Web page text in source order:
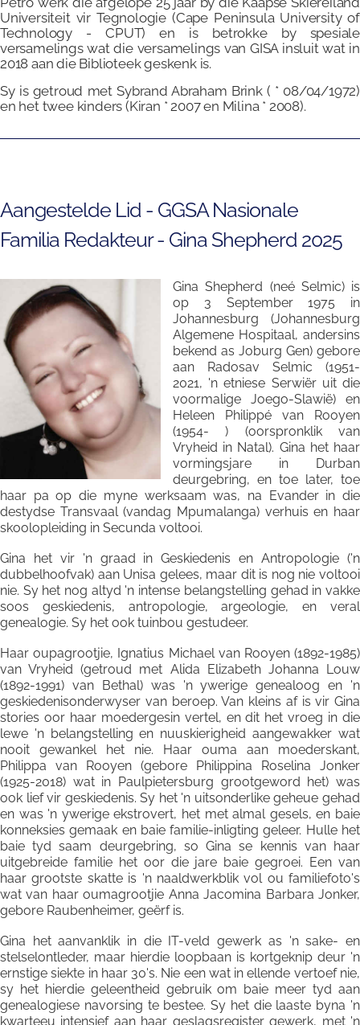
Universiteit vir Tegnologie (Cape Peninsula University of
Technology - CPUT) en is betrokke by spesiale
versamelings wat die versamelings van GISA insluit wat in
2018 aan die Biblioteek geskenk is.
Sy is getroud met Sybrand Abraham Brink ( * 08/04/1972)
en het twee kinders (Kiran * 2007 en Milina * 2008).
Aangestelde Lid - GGSA Nasionale
Familia Redakteur - Gina Shepherd 2025
Gina Shepherd (neé Selmic) is
op 3 September 1975 in
Johannesburg (Johannesburg
Algemene Hospitaal, andersins
bekend as Joburg Gen) gebore
aan Radosav Selmic (1951-
2021, 'n etniese Serwiër uit die
voormalige Joego-Slawië) en
Heleen Philippé van Rooyen
(1954- ) (oorspronklik van
Vryheid in Natal). Gina het haar
vormingsjare in Durban
deurgebring, en toe later, toe
haar pa op die myne werksaam was, na Evander in die
destydse Transvaal (vandag Mpumalanga) verhuis en haar
skoolopleiding in Secunda voltooi.
Gina het vir 'n graad in Geskiedenis en Antropologie ('n
dubbelhoofvak) aan Unisa gelees, maar dit is nog nie voltooi
nie. Sy het nog altyd 'n intense belangstelling gehad in vakke
soos geskiedenis, antropologie, argeologie, en veral
genealogie. Sy het ook tuinbou gestudeer.
Haar oupagrootjie, Ignatius Michael van Rooyen (1892-1985)
van Vryheid (getroud met Alida Elizabeth Johanna Louw
(1892-1991) van Bethal) was 'n ywerige genealoog en 'n
geskiedenisonderwyser van beroep. Van kleins af is vir Gina
stories oor haar moedergesin vertel, en dit het vroeg in die
lewe 'n belangstelling en nuuskierigheid aangewakker wat
nooit gewankel het nie. Haar ouma aan moederskant,
Philippa van Rooyen (gebore Philippina Roselina Jonker
(1925-2018) wat in Paulpietersburg grootgeword het) was
ook lief vir geskiedenis. Sy het 'n uitsonderlike geheue gehad
en was 'n ywerige ekstrovert, het met almal gesels, en baie
konneksies gemaak en baie familie-inligting geleer. Hulle het
baie tyd saam deurgebring, so Gina se kennis van haar
uitgebreide familie het oor die jare baie gegroei. Een van
haar grootste skatte is 'n naaldwerkblik vol ou familiefoto's
wat van haar oumagrootjie Anna Jacomina Barbara Jonker,
gebore Raubenheimer, geërf is.
Gina het aanvanklik in die IT-veld gewerk as 'n sake- en
stelselontleder, maar hierdie loopbaan is kortgeknip deur 'n
ernstige siekte in haar 30's. Nie een wat in ellende vertoef nie,
sy het hierdie geleentheid gebruik om baie meer tyd aan
genealogiese navorsing te bestee. Sy het die laaste byna 'n
kwarteeu intensief aan haar geslagsregister gewerk, met 'n